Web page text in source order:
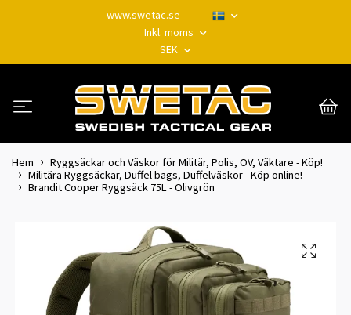
www.swetac.se
Inkl. moms
SEK
Hem
Ryggsäckar och Väskor för Militär, Polis, OV, Väktare - Köp!
Militära Ryggsäckar, Duffel bags, Duffelväskor - Köp online!
Brandit Cooper Ryggsäck 75L - Olivgrön